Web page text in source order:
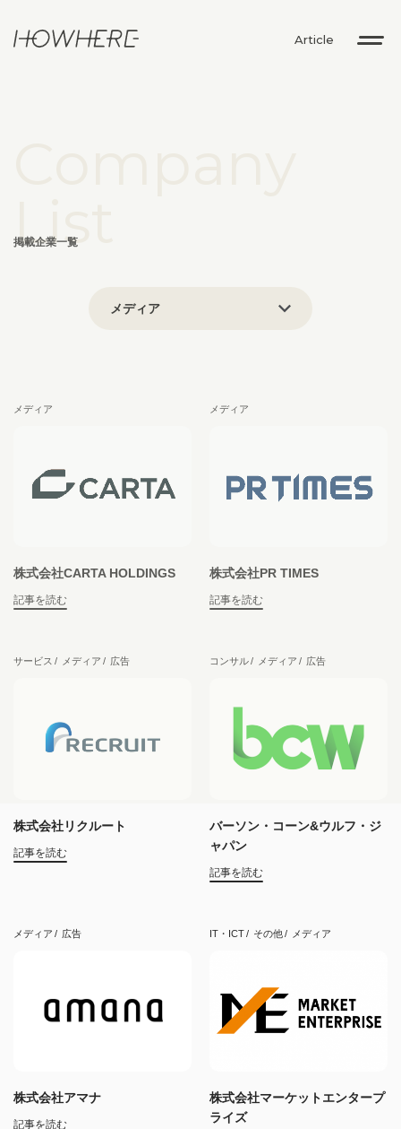
Article
掲載企業一覧
List
メディア
株式会社CARTA HOLDINGS
記事を読む
メディア
株式会社PR TIMES
記事を読む
サービス メディア 広告
株式会社リクルート
記事を読む
コンサル メディア 広告
バーソン・コーン&ウルフ・ジ
ャパン
記事を読む
メディア 広告
株式会社アマナ
記事を読む
IT・ICT その他 メディア
株式会社マーケットエンタープ
ライズ